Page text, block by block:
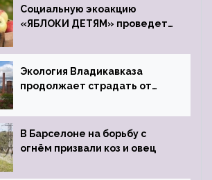
Социальную экоакцию
«ЯБЛОКИ ДЕТЯМ» проведет
Экология Владикавказа
продолжает страдать от
В Барселоне на борьбу с
огнём призвали коз и овец